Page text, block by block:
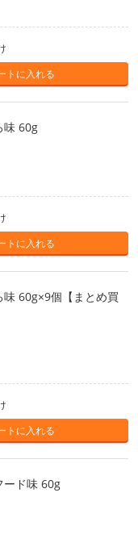
トに入れる
味 60g
トに入れる
味 60g×9個【まとめ買
トに入れる
ード味 60g